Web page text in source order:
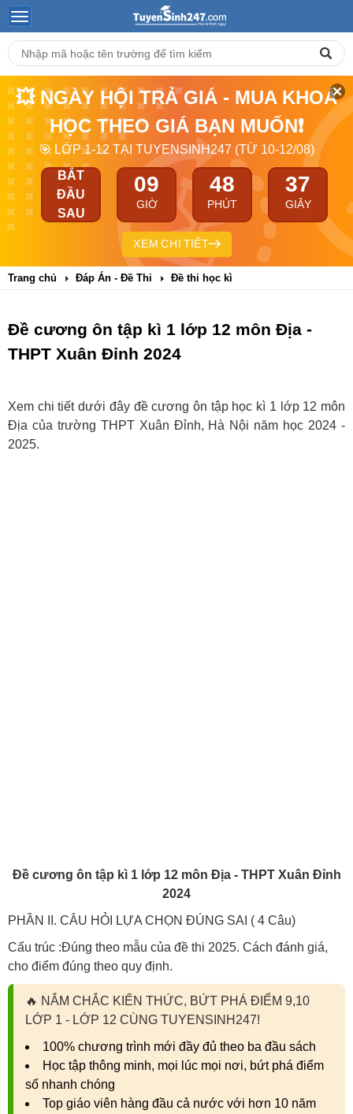
💥 NGÀY HỘI TRẢ GIÁ - MUA KHOÁ
HỌC THEO GIÁ BẠN MUỐN❗
🎯 LỚP 1-12 TẠI TUYENSINH247 (TỪ 10-12/08)
BẮT
ĐẦU
SAU
09
GIỜ
48
PHÚT
36
GIÂY
XEM CHI TIẾT
Trang chủ Đáp Án - Đề Thi Đề thi học kì
Đề cương ôn tập kì 1 lớp 12 môn Địa -
THPT Xuân Đỉnh 2024
Xem chi tiết dưới đây đề cương ôn tập học kì 1 lớp 12 môn
Địa của trường THPT Xuân Đỉnh, Hà Nội năm học 2024 -
2025.
Đề cương ôn tập kì 1 lớp 12 môn Địa - THPT Xuân Đỉnh
2024
PHẦN II. CÂU HỎI LỰA CHỌN ĐÚNG SAI ( 4 Câu)
Cấu trúc :Đúng theo mẫu của đề thi 2025. Cách đánh giá,
cho điểm đúng theo quy định.
🔥 NẮM CHẮC KIẾN THỨC, BỨT PHÁ ĐIỂM 9,10
LỚP 1 - LỚP 12 CÙNG TUYENSINH247!
100% chương trình mới đầy đủ theo ba đầu sách
Học tập thông minh, mọi lúc mọi nơi, bứt phá điểm
số nhanh chóng
Top giáo viên hàng đầu cả nước với hơn 10 năm